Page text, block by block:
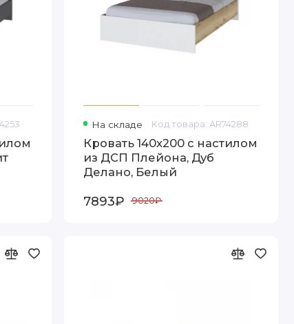
На складе Код товара: AR74288
Кровать 140x200 с настилом
из ДСП Плейона, Дуб
Делано, Белый
7893₽ 9020₽